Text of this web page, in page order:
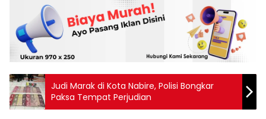
Judi Marak di Kota Nabire, Polisi Bongkar
Paksa Tempat Perjudian